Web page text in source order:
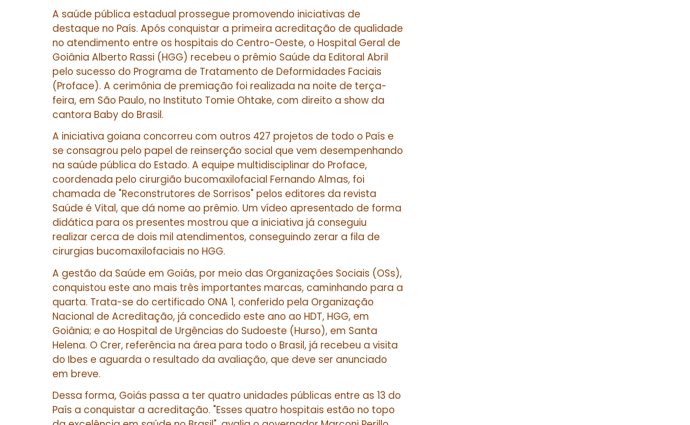
A saúde pública estadual prossegue promovendo iniciativas de
destaque no País. Após conquistar a primeira acreditação de qualidade
no atendimento entre os hospitais do Centro-Oeste, o Hospital Geral de
Goiânia Alberto Rassi (HGG) recebeu o prêmio Saúde da Editoral Abril
pelo sucesso do Programa de Tratamento de Deformidades Faciais
(Proface). A cerimônia de premiação foi realizada na noite de terça-
feira, em São Paulo, no Instituto Tomie Ohtake, com direito a show da
cantora Baby do Brasil.
A iniciativa goiana concorreu com outros 427 projetos de todo o País e
se consagrou pelo papel de reinserção social que vem desempenhando
na saúde pública do Estado. A equipe multidisciplinar do Proface,
coordenada pelo cirurgião bucomaxilofacial Fernando Almas, foi
chamada de "Reconstrutores de Sorrisos" pelos editores da revista
Saúde é Vital, que dá nome ao prêmio. Um vídeo apresentado de forma
didática para os presentes mostrou que a iniciativa já conseguiu
realizar cerca de dois mil atendimentos, conseguindo zerar a fila de
cirurgias bucomaxilofaciais no HGG.
A gestão da Saúde em Goiás, por meio das Organizações Sociais (OSs),
conquistou este ano mais três importantes marcas, caminhando para a
quarta. Trata-se do certificado ONA 1, conferido pela Organização
Nacional de Acreditação, já concedido este ano ao HDT, HGG, em
Goiânia; e ao Hospital de Urgências do Sudoeste (Hurso), em Santa
Helena. O Crer, referência na área para todo o Brasil, já recebeu a visita
do Ibes e aguarda o resultado da avaliação, que deve ser anunciado
em breve.
Dessa forma, Goiás passa a ter quatro unidades públicas entre as 13 do
País a conquistar a acreditação. "Esses quatro hospitais estão no topo